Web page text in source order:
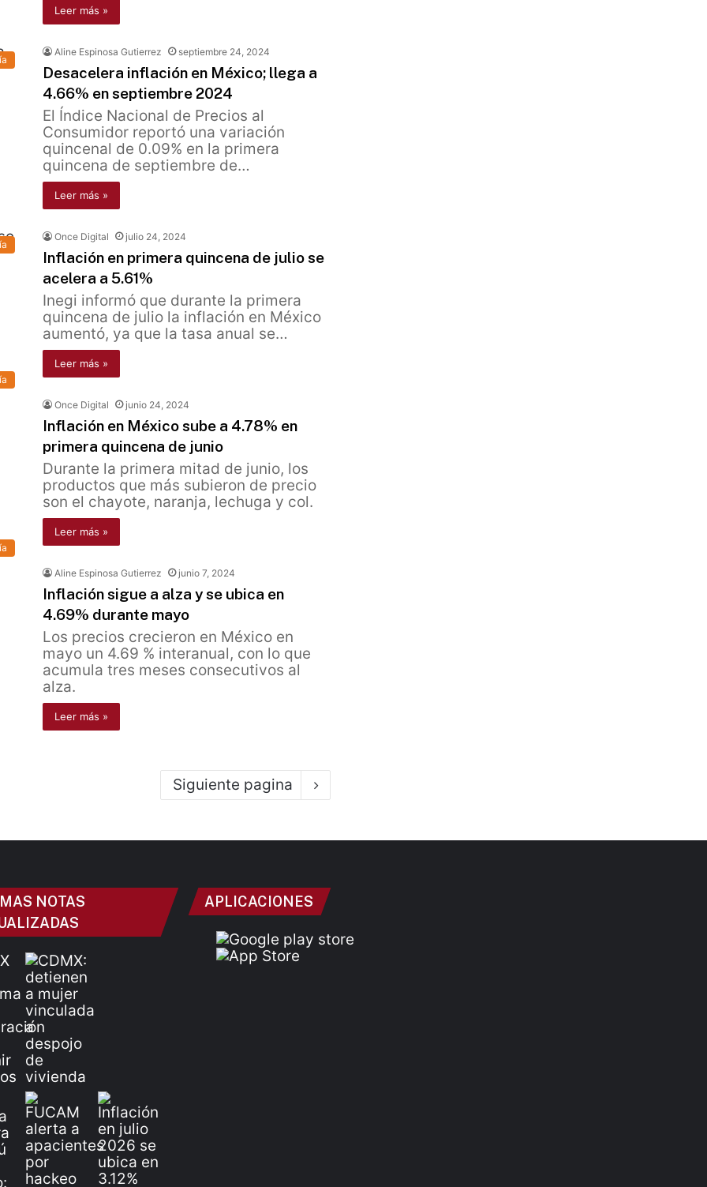
Leer más »
Aline Espinosa Gutierrez septiembre 24, 2024
Desacelera inflación en México; llega a
4.66% en septiembre 2024
El Índice Nacional de Precios al
Consumidor reportó una variación
quincenal de 0.09% en la primera
quincena de septiembre de…
Leer más »
Once Digital julio 24, 2024
Inflación en primera quincena de julio se
acelera a 5.61%
Inegi informó que durante la primera
quincena de julio la inflación en México
aumentó, ya que la tasa anual se…
Leer más »
Once Digital junio 24, 2024
Inflación en México sube a 4.78% en
primera quincena de junio
Durante la primera mitad de junio, los
productos que más subieron de precio
son el chayote, naranja, lechuga y col.
Leer más »
Aline Espinosa Gutierrez junio 7, 2024
Inflación sigue a alza y se ubica en
4.69% durante mayo
Los precios crecieron en México en
mayo un 4.69 % interanual, con lo que
acumula tres meses consecutivos al
alza.
Leer más »
Siguiente pagina
NOTAS
APLICACIONES